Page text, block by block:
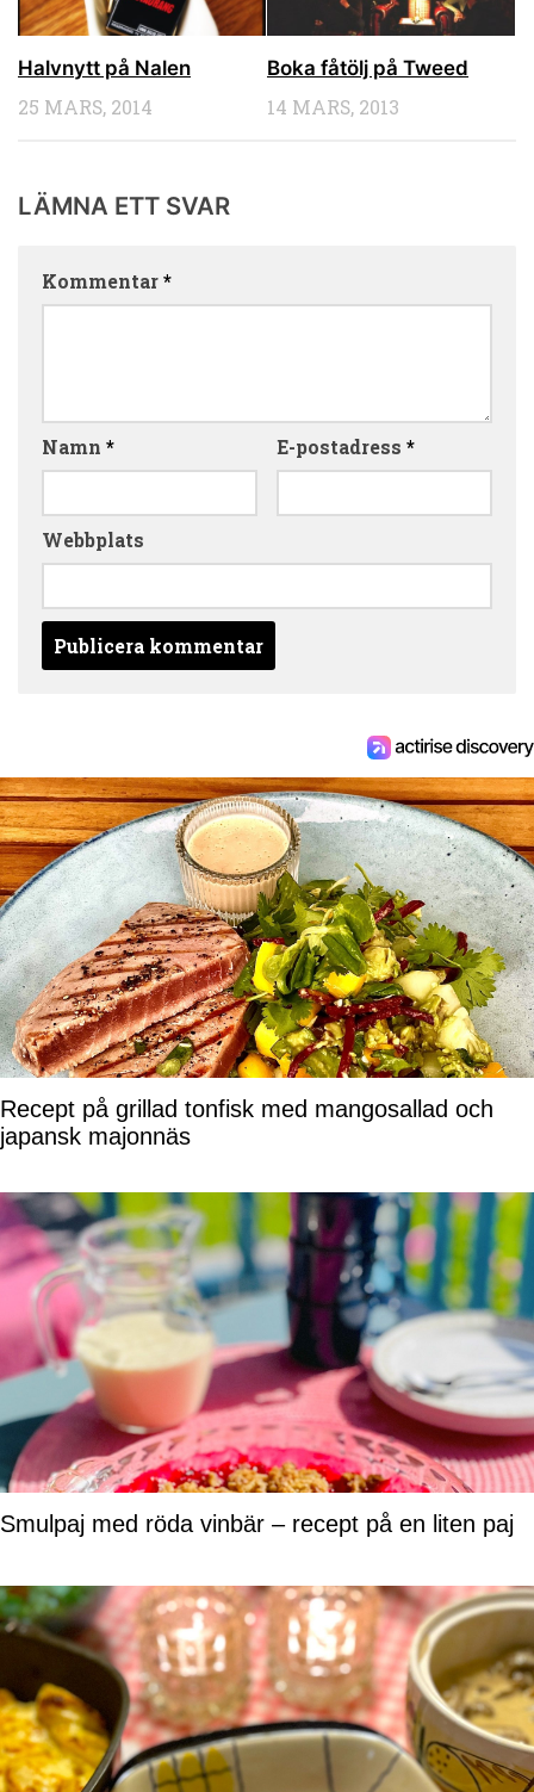
Halvnytt på Nalen
25 MARS, 2014
Boka fåtölj på Tweed
14 MARS, 2013
LÄMNA ETT SVAR
Kommentar*
Namn * E-postadress *
Webbplats
Recept på grillad tonfisk med mangosallad och
japansk majonnäs
Smulpaj med röda vinbär – recept på en liten paj